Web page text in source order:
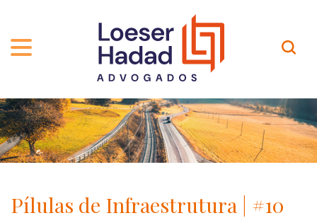
QUEM SOMOS
TRAJETÓRIA
INCLUSÃO E DIVERSIDADE
PRÊMIOS
ÁREAS DE ATUAÇÃO
PROFISSIONAIS
CARREIRA
Contato
Pílulas de Infraestrutura | #10